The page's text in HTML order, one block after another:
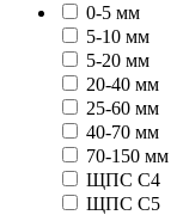
0-5 мм
5-10 мм
5-20 мм
20-40 мм
25-60 мм
40-70 мм
70-150 мм
ЩПС С4
ЩПС С5